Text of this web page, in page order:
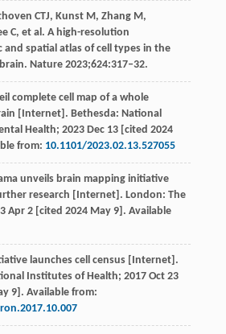
CTJ, Kunst M, Zhang M,
C, et al. A high-resolution
spatial atlas of cell types in the
Nature 2023;624:317‒32.
complete cell map of a whole
[Internet]. Bethesda: National
Health; 2023Dec 13 [cited 2024
from: 10.1101/2023.02.13.527055
unveils brain mapping initiative
research [Internet]. London: The
Apr 2 [cited 2024 May 9] . Available
launches cell census [Internet].
Institutes of Health; 2017Oct 23
9] . Available from: